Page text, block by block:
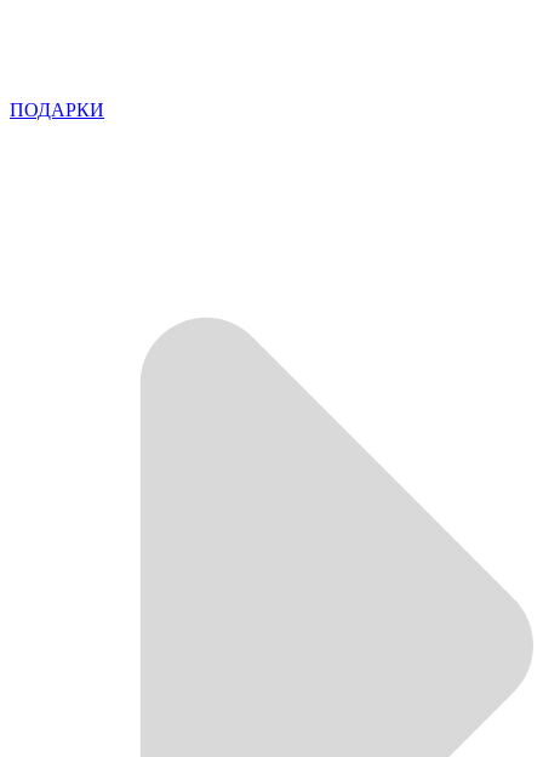
ПОДАРКИ